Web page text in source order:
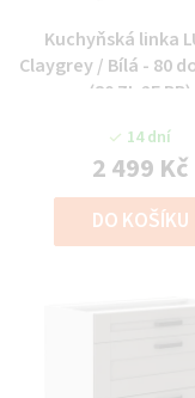
Kuchyňská linka
Claygrey / Bílá - 80
(80 ZL 2F BB)
14 dní
2 499 Kč
DO KOŠÍKU